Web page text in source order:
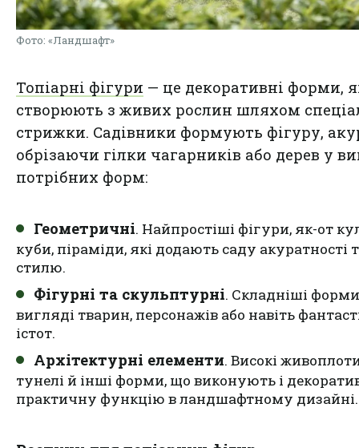
Фото: «Ландшафт»
Топіарні фігури — це декоративні форми,
створюють з живих рослин шляхом
стрижки. Садівники формують фігуру,
обрізаючи гілки чагарників або дерев у
потрібних форм:
Геометричні. Найпростіші фігури, як-от
куби, піраміди, які додають саду акуратності
стилю.
Фігурні та скульптурні. Складніші
вигляді тварин, персонажів або навіть
істот.
Архітектурні елементи. Високі
тунелі й інші форми, що виконують і
практичну функцію в ландшафтному дизайні.